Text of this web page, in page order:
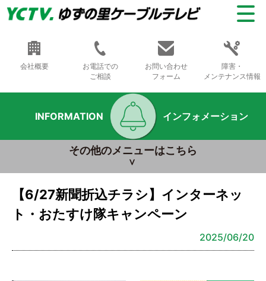
会社概要
お電話での
ご相談
お問い合わせ
フォーム
障害・
メンテナンス情報
INFORMATION インフォメーション
その他のメニューはこちら
【6/27新聞折込チラシ】インターネッ
ト・おたすけ隊キャンペーン
2025/06/20